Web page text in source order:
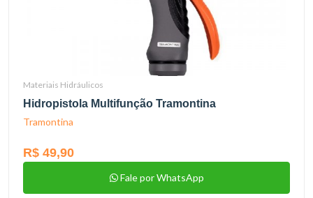
Materiais Hidráulicos
Hidropistola Multifunção Tramontina
Tramontina
R$ 49,90
Fale por WhatsApp